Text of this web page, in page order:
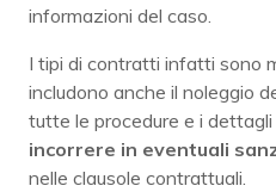
informazioni del caso.
I tipi di contratti infatti sono
includono anche il noleggio
tutte le procedure e i
incorrere in eventuali
nelle clausole contrattuali.